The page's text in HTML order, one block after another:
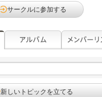
サークルに参加する
新しいトピックを立てる